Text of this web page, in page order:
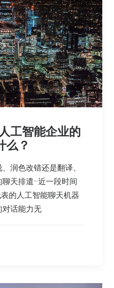
工智能企业的
么？
润色改错还是翻译、
天排遣···近一段时间
的人工智能聊天机器
对话能力无